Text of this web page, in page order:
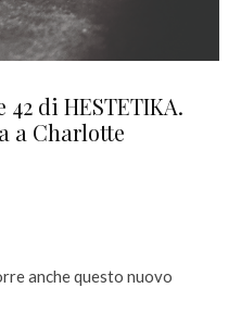
di HESTETIKA.
a Charlotte
anche questo nuovo